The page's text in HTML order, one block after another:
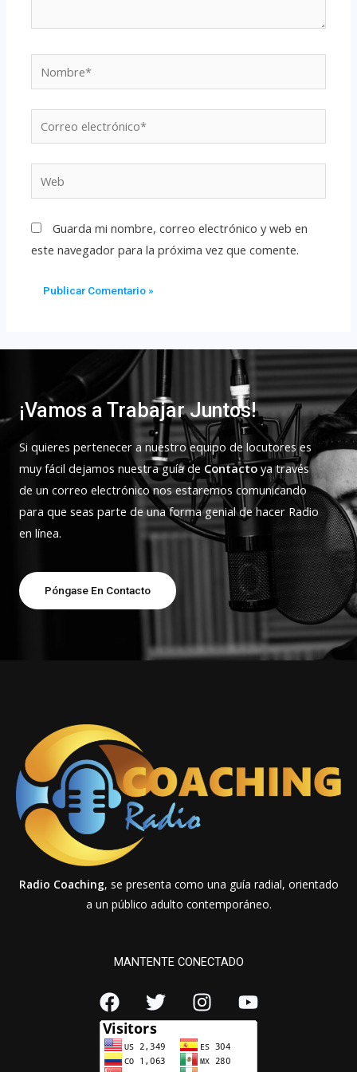
Guarda mi nombre, correo electrónico y web en
este navegador para la próxima vez que comente.
¡Vamos a Trabajar Juntos!
Si quieres pertenecer a nuestro equipo de locutores es
muy fácil dejamos nuestra guía de Contacto ya través
de un correo electrónico nos estaremos comunicando
para que seas parte de una forma genial de hacer Radio
en línea.
Póngase En Contacto
Radio Coaching, se presenta como una guía radial, orientado
a un público adulto contemporáneo.
MANTENTE CONECTADO